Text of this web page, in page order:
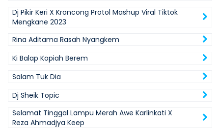
Dj Pikir Keri X Kroncong Protol Mashup Viral Tiktok
Mengkane 2023
Rina Aditama Rasah Nyangkem
Ki Balap Kopiah Berem
Salam Tuk Dia
Dj Sheik Topic
Selamat Tinggal Lampu Merah Awe Karlinkati X
Reza Ahmadjya Keep